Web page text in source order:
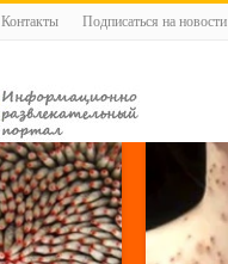
Контакты Подписаться на новости